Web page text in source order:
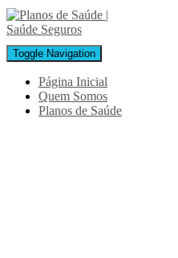
Toggle Navigation
Página Inicial
Quem Somos
Planos de Saúde